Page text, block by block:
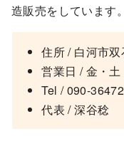
造販売をしています。
住所 / 白河市双
営業日 / 金・土
Tel / 090-
代表 / 深谷稔